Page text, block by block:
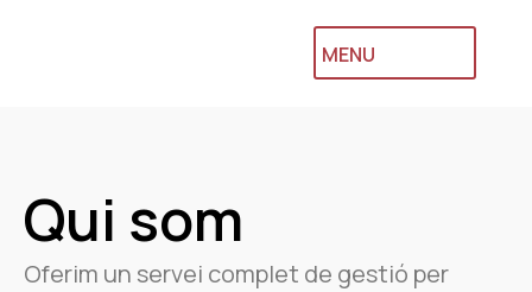
MENU
Qui som
Oferim un servei complet de gestió per